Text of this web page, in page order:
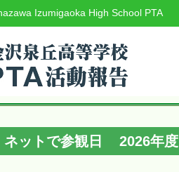
Izumigaoka High School PTA
ネットで参観日 2026年度